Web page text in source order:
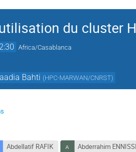
du cluster
Africa/Casablanca
Bahti (HPC-MARWAN/CNRST)
Abdellatif RAFIK Abderrahim